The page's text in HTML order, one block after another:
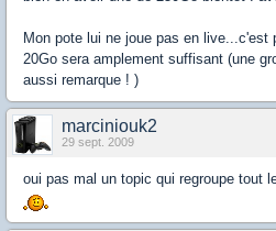
Mon pote lui ne joue pas en live...c'est
20Go sera amplement suffisant (une
aussi remarque ! )
marciniouk2
29 sept. 2009
oui pas mal un topic qui regroupe tout